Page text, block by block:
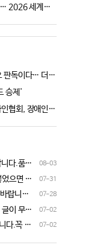
권도한마당 폐막
이상 미룰 수 없다
승제'
도개선 9개 정책 제안
08-03
다.품새
다 동작
여 동
생깁니
07-31
으면 좋
, 이 부
사위원들
가 없다
07-28
랍니다
07-02
이 무엇
무엇
07-02
다.꼭 승